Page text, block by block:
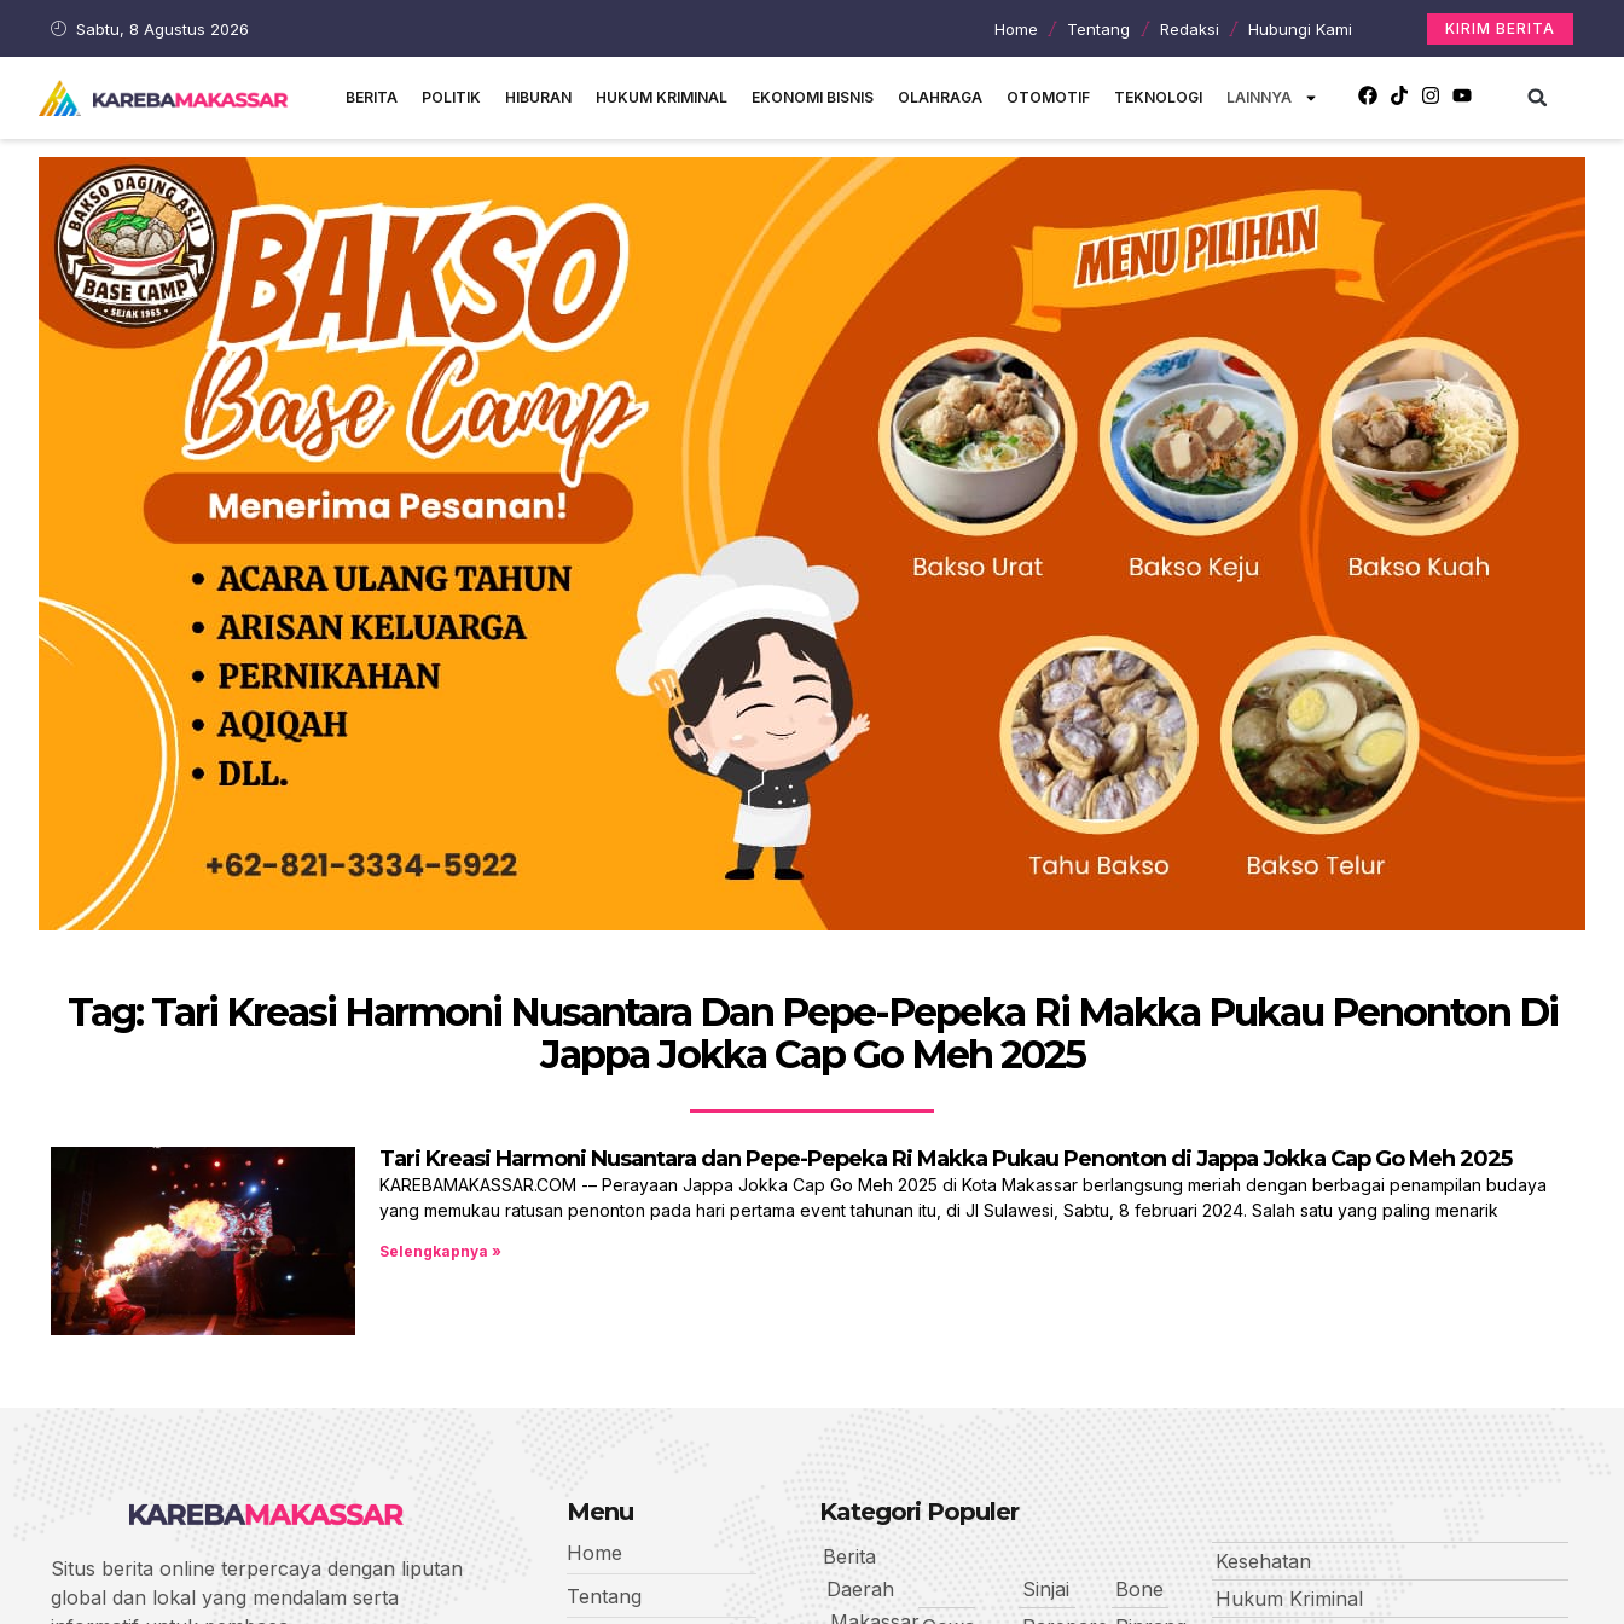
Sabtu, 8 Agustus 2026 Home Tentang Redaksi Hubungi Kami KIRIM BERITA
BERITA POLITIK HIBURAN HUKUM KRIMINAL EKONOMI BISNIS OLAHRAGA OTOMOTIF TEKNOLOGI LAINNYA
Tag: Tari Kreasi Harmoni Nusantara Dan Pepe-Pepeka Ri Makka Pukau Penonton Di
Jappa Jokka Cap Go Meh 2025
Tari Kreasi Harmoni Nusantara dan Pepe-Pepeka Ri Makka Pukau Penonton di Jappa Jokka Cap Go Meh 2025
KAREBAMAKASSAR.COM -– Perayaan Jappa Jokka Cap Go Meh 2025 di Kota Makassar berlangsung meriah dengan berbagai penampilan budaya
yang memukau ratusan penonton pada hari pertama event tahunan itu, di Jl Sulawesi, Sabtu, 8 februari 2024. Salah satu yang paling menarik
Selengkapnya »
Situs berita online terpercaya dengan liputan
global dan lokal yang mendalam serta
Menu
Home
Tentang
Kategori Populer
Berita
Daerah
Sinjai
Bone
Kesehatan
Hukum Kriminal